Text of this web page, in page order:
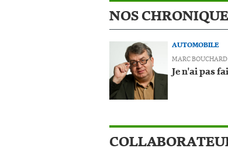
NOS
AUTOMOBILE
MARC BOUCHARD
Je n'ai pas